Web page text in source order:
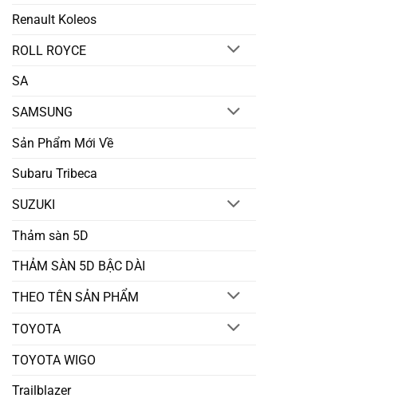
Renault Koleos
ROLL ROYCE
SA
SAMSUNG
Sản Phẩm Mới Về
Subaru Tribeca
SUZUKI
Thảm sàn 5D
THẢM SÀN 5D BẬC DÀI
THEO TÊN SẢN PHẨM
TOYOTA
TOYOTA WIGO
Trailblazer